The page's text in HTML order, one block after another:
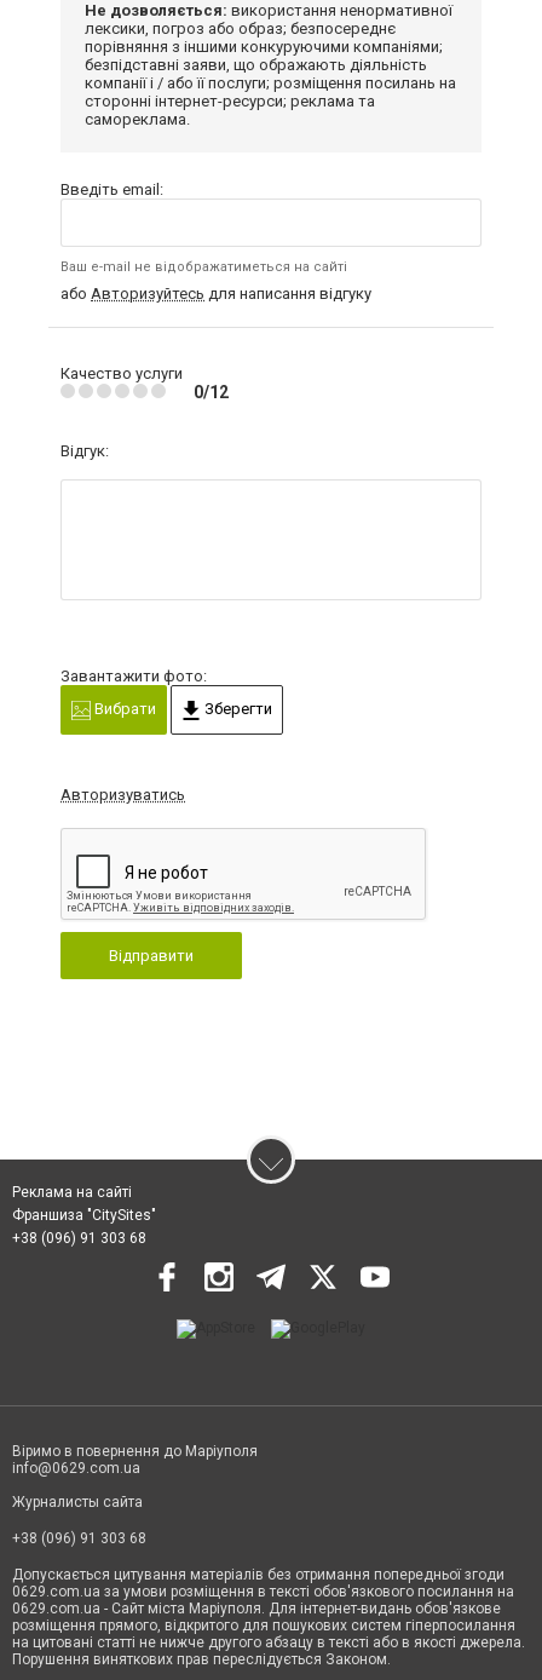
Не дозволяється: використання ненормативної
лексики, погроз або образ; безпосереднє
порівняння з іншими конкуруючими компаніями;
безпідставні заяви, що ображають діяльність
компанії і / або її послуги; розміщення посилань на
сторонні інтернет-ресурси; реклама та
самореклама.
Введіть email:
Ваш e-mail не відображатиметься на сайті
або Авторизуйтесь для написання відгуку
Качество услуги
0/12
Відгук:
Завантажити фото:
Вибрати
Зберегти
Авторизуватись
Відправити
Реклама на сайті
Франшиза "CitySites"
+38 (096) 91 303 68
Віримо в повернення до Маріуполя
info@0629.com.ua
Журналисты сайта
+38 (096) 91 303 68
Допускається цитування матеріалів без отримання попередньої згоди
0629.com.ua за умови розміщення в тексті обов'язкового посилання на
0629.com.ua - Сайт міста Маріуполя. Для інтернет-видань обов'язкове
розміщення прямого, відкритого для пошукових систем гіперпосилання
на цитовані статті не нижче другого абзацу в тексті або в якості джерела.
Порушення виняткових прав переслідується Законом.